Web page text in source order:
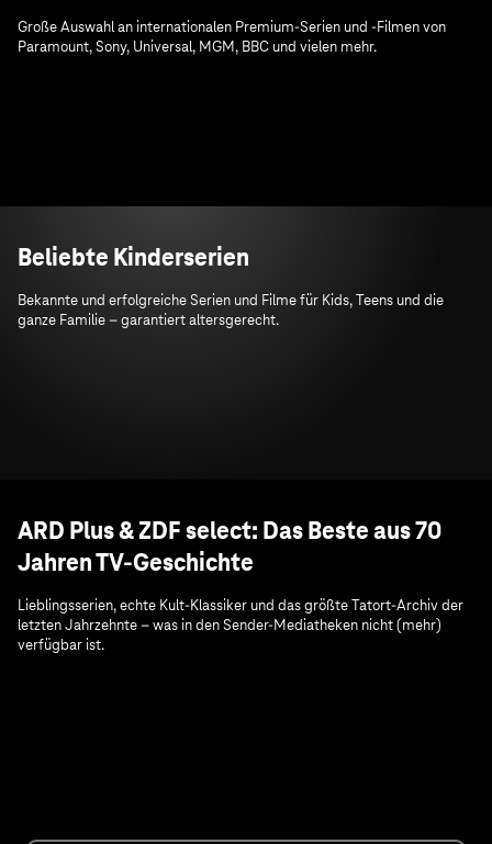
Große Auswahl an internationalen Premium-Serien und -Filmen von
Paramount, Sony, Universal, MGM, BBC und vielen mehr.
Beliebte Kinderserien
Bekannte und erfolgreiche Serien und Filme für Kids, Teens und die
ganze Familie – garantiert altersgerecht.
ARD Plus & ZDF select: Das Beste aus 70
Jahren TV-Geschichte
Lieblingsserien, echte Kult-Klassiker und das größte Tatort-Archiv der
letzten Jahrzehnte – was in den Sender-Mediatheken nicht (mehr)
verfügbar ist.